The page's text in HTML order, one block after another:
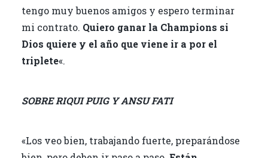
tengo muy buenos amigos y espero terminar
mi contrato. Quiero ganar la Champions si
Dios quiere y el año que viene ir a por el
triplete«.
SOBRE RIQUI PUIG Y ANSU FATI
«Los veo bien, trabajando fuerte, preparándose